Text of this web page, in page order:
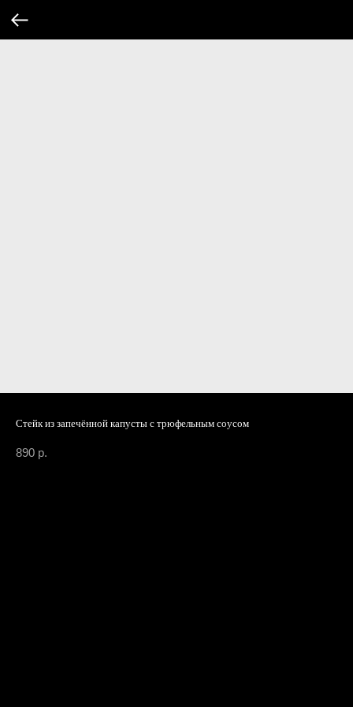
Стейк из запечённой капусты с трюфельным соусом
890 р.